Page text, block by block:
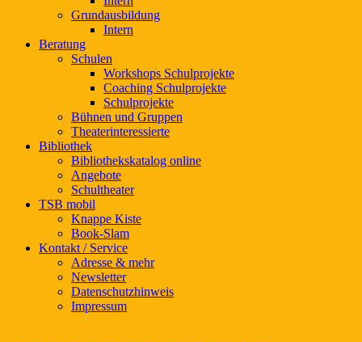
Grundausbildung
Intern
Beratung
Schulen
Workshops Schulprojekte
Coaching Schulprojekte
Schulprojekte
Bühnen und Gruppen
Theaterinteressierte
Bibliothek
Bibliothekskatalog online
Angebote
Schultheater
TSB mobil
Knappe Kiste
Book-Slam
Kontakt / Service
Adresse & mehr
Newsletter
Datenschutzhinweis
Impressum